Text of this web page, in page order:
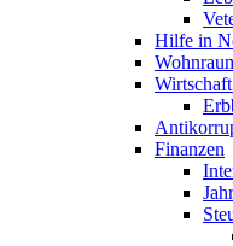
Hilfe in
Finanzen